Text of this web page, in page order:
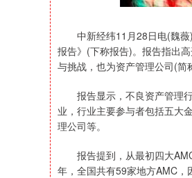
中新经纬11月28日电(魏薇
报告》(下称报告)。报告指出
与挑战，也为资产管理公司(简
报告显示，不良资产管理行
业，行业主要参与者包括五大
理公司等。
报告提到，从最初四大AMC
年，全国共有59家地方AMC，